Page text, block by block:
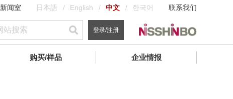
新闻室 日本語 English 中文 한국어 联系我们
登录/注册
购买/样品 企业情报